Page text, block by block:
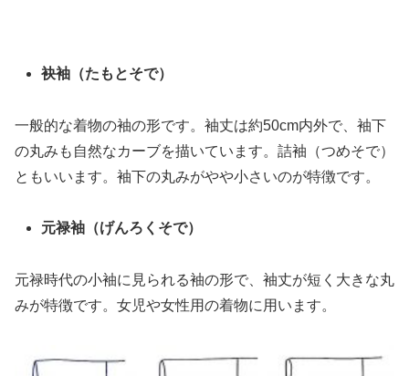
袂袖（たもとそで）
一般的な着物の袖の形です。袖丈は約50cm内外で、袖下
の丸みも自然なカーブを描いています。詰袖（つめそで）
ともいいます。袖下の丸みがやや小さいのが特徴です。
元禄袖（げんろくそで）
元禄時代の小袖に見られる袖の形で、袖丈が短く大きな丸
みが特徴です。女児や女性用の着物に用います。